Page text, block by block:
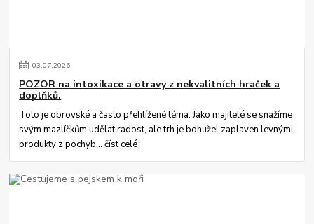
03.07.2026
POZOR na intoxikace a otravy z nekvalitních hraček a
doplňků.
Toto je obrovské a často přehlížené téma. Jako majitelé se snažíme
svým mazlíčkům udělat radost, ale trh je bohužel zaplaven levnými
produkty z pochyb...číst celé